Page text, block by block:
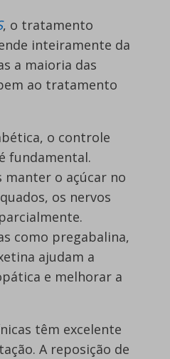
, o tratamento
inteiramente da
a maioria das
ao tratamento
o controle
fundamental.
manter o açúcar no
os nervos
como pregabalina,
ajudam a
e melhorar a
têm excelente
A reposição de